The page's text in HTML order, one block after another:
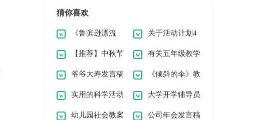
猜你喜欢
《鲁滨逊漂流
记》读后感(集锦15
篇)
关于活动计划4
篇
【推荐】中秋节
日记
有关五年级教学
工作计划范文合集五
篇
爷爷大寿发言稿 《倾斜的伞》教
学反思
实用的科学活动
教案汇编8篇
大学开学辅导员
演讲稿
幼儿园社会教案 公司年会发言稿